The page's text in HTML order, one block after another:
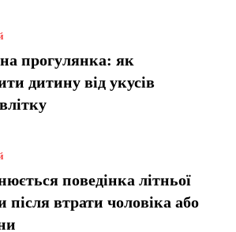
прогулянка: як
дитину від укусів
поведінка літньої
після втрати чоловіка або